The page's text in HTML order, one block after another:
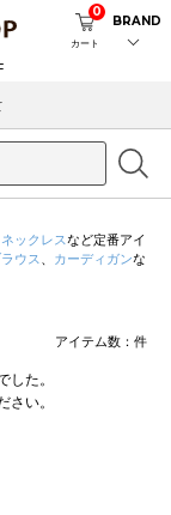
カート
0
BRAND
ネックレスなど定番アイ
ウス カーディガンな
アイテム数： 件
した。
さい。